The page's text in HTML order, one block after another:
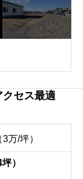
セス最適
3万/坪）
）